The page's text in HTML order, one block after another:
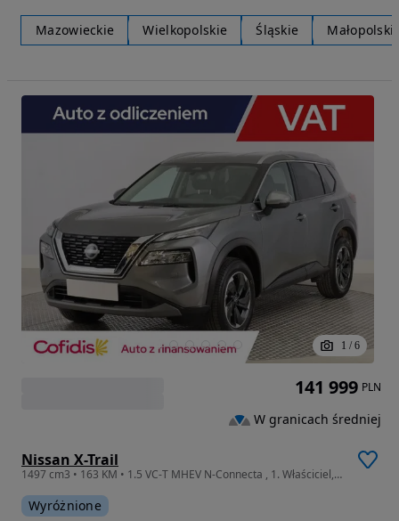
Mazowieckie Wielkopolskie Śląskie
1 / 6
Nissan X-Trail
1497 cm3 • 163 KM • 1.5 VC-T MHEV N-Connecta , 1. Właściciel, Serwis ASO, Automat,
Wyróżnione
141 999 PLN
W granicach średniej